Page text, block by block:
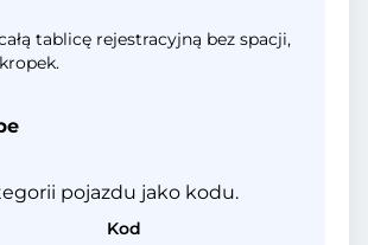
tablicę rejestracyjną bez spacji,
pojazdu jako kodu.
Kod